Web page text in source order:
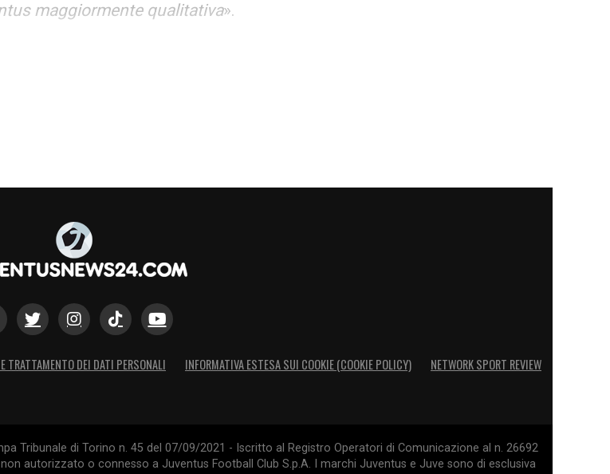
maggiormente qualitativa».
TRATTAMENTO DEI DATI PERSONALI INFORMATIVA ESTESA SUI COOKIE (COOKIE POLICY) NETWORK SPORT REVIEW
Tribunale di Torino n. 45 del 07/09/2021 - Iscritto al Registro Operatori di Comunicazione al n. 26692
autorizzato o connesso a Juventus Football Club S.p.A. I marchi Juventus e Juve sono di esclusiva